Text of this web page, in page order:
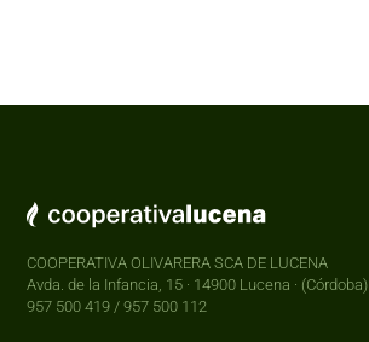
COOPERATIVA OLIVARERA SCA DE LUCENA
Avda. de la Infancia, 15 · 14900 Lucena · (Córdoba)
957 500 419 / 957 500 112